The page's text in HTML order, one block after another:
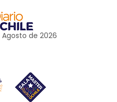
Agosto de 2026